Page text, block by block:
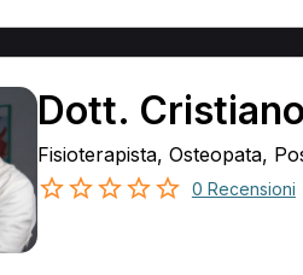
Dott.
Fisioterapista, Osteopata,
0 Recensioni